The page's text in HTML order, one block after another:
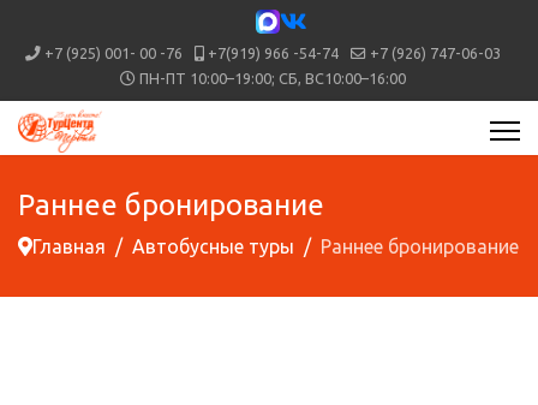
+7 (925) 001- 00 -76 +7(919) 966 -54-74
+7 (926) 747-06-03
ПН-ПТ 10:00–19:00; СБ, ВС10:00–16:00
Раннее бронирование
Главная Автобусные туры Раннее бронирование